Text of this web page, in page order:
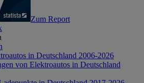
Zum Report
in Deutschland 2006-2026
von Elektroautos in Deutschland